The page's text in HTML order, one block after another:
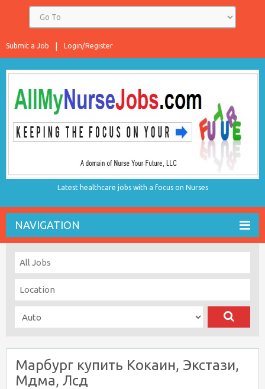
Login/Register
Submit a Job
Latest healthcare jobs with a focus on Nurses
NAVIGATION
Марбург купить Кокаин, Экстази,
Мдма, Лсд